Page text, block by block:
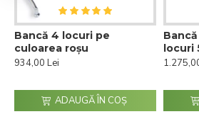
Bancă 4 locuri pe
culoarea roșu
934,00 Lei
ADAUGĂ ÎN COŞ
locuri